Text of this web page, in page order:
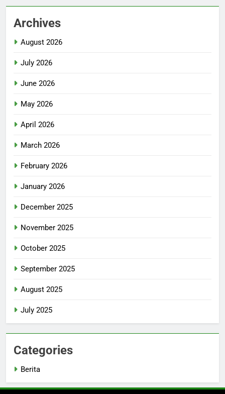
Archives
August 2026
July 2026
June 2026
May 2026
April 2026
March 2026
February 2026
January 2026
December 2025
November 2025
October 2025
September 2025
August 2025
July 2025
Categories
Berita